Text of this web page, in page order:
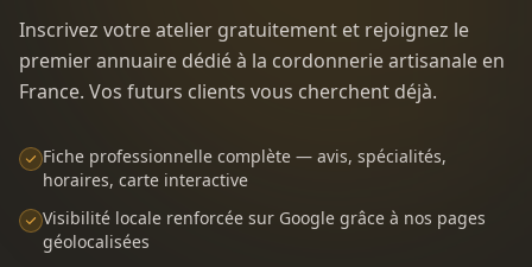
Inscrivez votre atelier gratuitement et rejoignez le
premier annuaire dédié à la cordonnerie artisanale en
France. Vos futurs clients vous cherchent déjà.
Fiche professionnelle complète — avis, spécialités,
horaires, carte interactive
Visibilité locale renforcée sur Google grâce à nos pages
géolocalisées